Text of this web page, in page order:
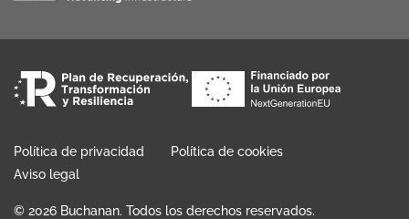
Política de privacidad
Política de cookies
Aviso legal
© 2026 Buchanan. Todos los derechos reservados.